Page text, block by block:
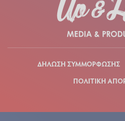
ΔΗΛΩΣΗ ΣΥΜΜΟΡΦΩΣΗΣ
ΠΟΛΙΤΙΚΗ